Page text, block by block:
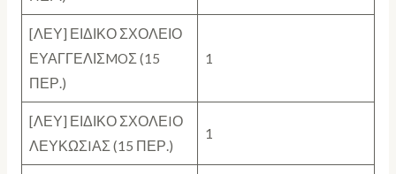
[ΛΕΥ] ΕΙΔΙΚΟ ΣΧΟΛΕΙΟ
ΕΥΑΓΓΕΛΙΣMOΣ (15
ΠΕΡ.)
1
[ΛΕΥ] ΕΙΔΙΚΟ ΣΧΟΛΕIΟ
ΛΕΥΚΩΣIΑΣ (15 ΠΕΡ.)
1